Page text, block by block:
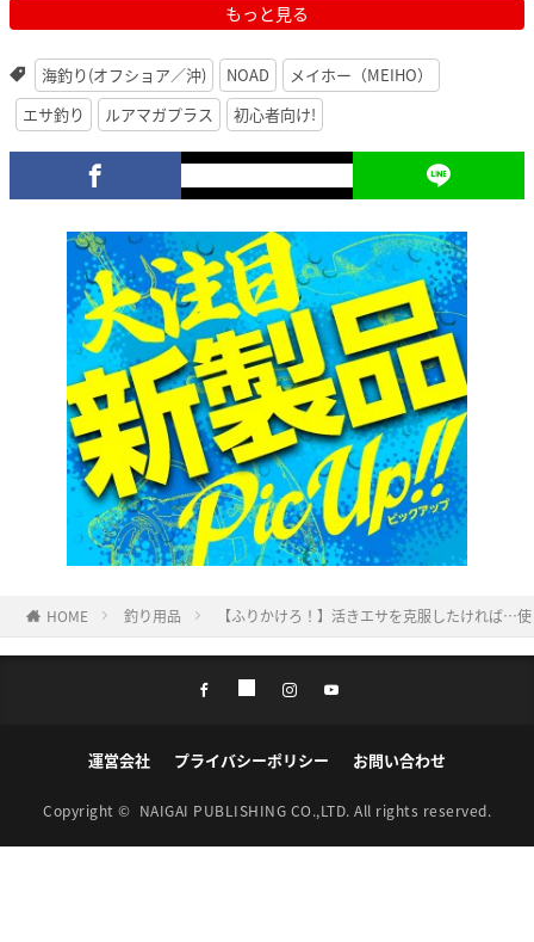
もっと見る
海釣り(オフショア／沖) NOAD
メイホー（MEIHO）
エサ釣り
ルアマガプラス 初心者向け!
HOME 釣り用品 【ふりかけろ！】活きエサを克服したければ…
運営会社 プライバシーポリシー お問い合わせ
Copyright © NAIGAI PUBLISHING CO.,LTD. All rights reserved.